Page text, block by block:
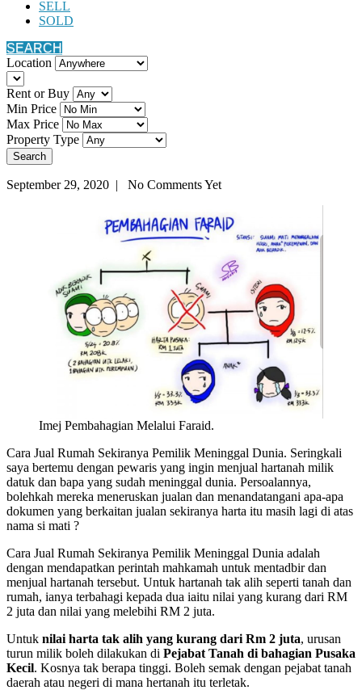
SELL
SOLD
SEARCH
Location
Rent or Buy
Min Price
Max Price
Property Type
Search
September 29, 2020 | No Comments Yet
Imej Pembahagian Melalui Faraid.
Cara Jual Rumah Sekiranya Pemilik Meninggal Dunia. Seringkali
saya bertemu dengan pewaris yang ingin menjual hartanah milik
datuk dan bapa yang sudah meninggal dunia. Persoalannya,
bolehkah mereka meneruskan jualan dan menandatangani apa-apa
dokumen yang berkaitan jualan sekiranya harta itu masih lagi di atas
nama si mati ?
Cara Jual Rumah Sekiranya Pemilik Meninggal Dunia adalah
dengan mendapatkan perintah mahkamah untuk mentadbir dan
menjual hartanah tersebut. Untuk hartanah tak alih seperti tanah dan
rumah, ianya terbahagi kepada dua iaitu nilai yang kurang dari RM
2 juta dan nilai yang melebihi RM 2 juta.
Untuk nilai harta tak alih yang kurang dari Rm 2 juta, urusan
turun milik boleh dilakukan di Pejabat Tanah di bahagian Pusaka
Kecil. Kosnya tak berapa tinggi. Boleh semak dengan pejabat tanah
daerah atau negeri di mana hertanah itu terletak.